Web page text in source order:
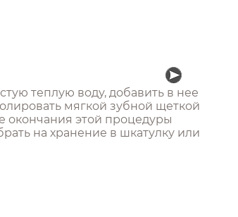
теплую воду, добавить в нее
мягкой зубной щеткой
окончания этой процедуры
на хранение в шкатулку или